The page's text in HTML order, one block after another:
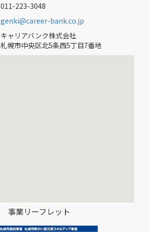
011-223-3048
genki@career-bank.co.jp
キャリアバンク株式会社
札幌市中央区北5条西5丁目7番地
事業リーフレット